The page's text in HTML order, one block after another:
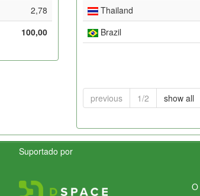
2,78
100,00
Thailand
Brazil
previous 1/2 show all
Suportado por